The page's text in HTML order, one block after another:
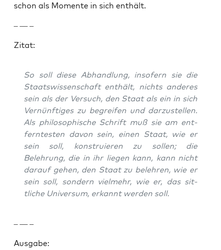
schon als Momente in sich enthält.
– — –
Zitat:
So soll diese Abhand­lung, insofern sie die
Staatswis­senschaft enthält, nichts anderes
sein als der Ver­such, den Staat als ein in sich
Vernün­ftiges zu begreifen und darzustellen.
Als philosophis­che Schrift muß sie am ent­
fer­n­testen davon sein, einen Staat, wie er
sein soll, kon­stru­ieren zu sollen; die
Belehrung, die in ihr liegen kann, kann nicht
darauf gehen, den Staat zu belehren, wie er
sein soll, son­dern vielmehr, wie er, das sit­
tliche Uni­ver­sum, erkan­nt wer­den soll.
– — –
Aus­gabe: